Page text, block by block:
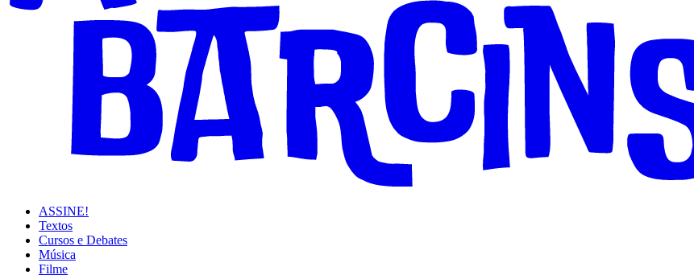
ASSINE!
Textos
Cursos e Debates
Música
Filme